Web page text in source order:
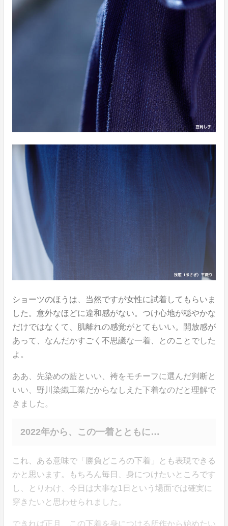
ショーツのほうは、当然ですが女性に試着してもらいま
した。意外なほどに違和感がない。つけ心地が穏やかな
だけではなくて、肌離れの感覚がとてもいい。開放感が
あって、なんだかすごく不思議な一着、とのことでした
よ。
ああ、先染めの藍といい、袴をモチーフに選んだ判断と
いい、野川染織工業だからなしえた下着なのだと理解で
きました。
2022年から、この一着とともに…
これ、ある意味で「勝負どころの下着」とも表現できる
かと思います。もちろん毎日、身につけたいところです
し、とりわけ、今日は大事な1日という場面では確実に
穿きたいと思わせられました。
できれば正月、この下着を身につける所作から始めたい